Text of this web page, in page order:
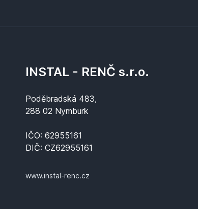
INSTAL - RENČ s.r.o.
Poděbradská 483,
288 02 Nymburk
IČO: 62955161
DIČ: CZ62955161
www.instal-renc.cz